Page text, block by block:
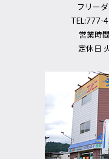
フリー
TEL:777-
営業時
定休日